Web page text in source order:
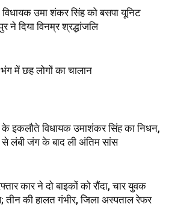
विधायक उमा शंकर सिंह को बसपा यूनिट
ने दिया विनम्र श्रद्धांजलि
भंग में छह लोगों का चालान
के इकलौते विधायक उमाशंकर सिंह का निधन,
लंबी जंग के बाद ली अंतिम सांस
कार ने दो बाइकों को रौंदा, चार युवक
तीन की हालत गंभीर, जिला अस्पताल रेफर